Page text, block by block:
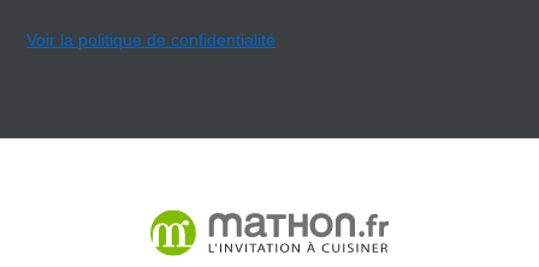
Voir la politique de confidentialité